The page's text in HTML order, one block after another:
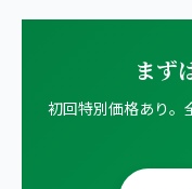
まず
初回特別価格あり。